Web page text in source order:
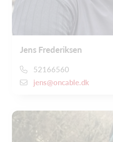
Jens Frederiksen
52166560
jens@oncable.dk